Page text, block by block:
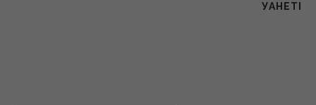
УАНЕТІ